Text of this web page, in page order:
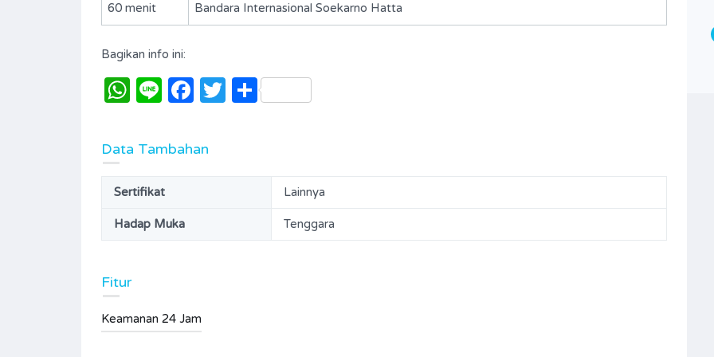
60 menit Bandara Internasional Soekarno Hatta
Bagikan info ini:
WhatsApp
LineFacebook
Twitter
Share
Data Tambahan
Sertifikat Lainnya
Hadap Muka Tenggara
Fitur
Keamanan 24 Jam
Type Type